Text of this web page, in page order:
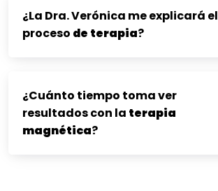
¿La Dra. Verónica me explicará el
proceso de terapia?
¿Cuánto tiempo toma ver
resultados con la terapia
magnética?